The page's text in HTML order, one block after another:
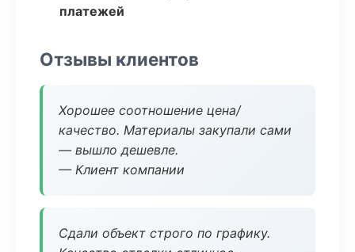
платежей
Отзывы клиентов
Хорошее соотношение цена/
качество. Материалы закупали сами
— вышло дешевле.
— Клиент компании
Сдали объект строго по графику.